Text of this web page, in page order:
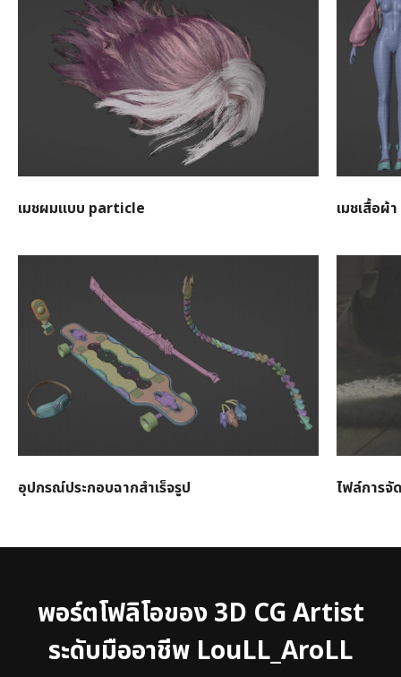
เมชผมแบบ particle เมชเสื้อผ้า
อุปกรณ์ประกอบฉากสำเร็จรูป ไฟล์การจั
พอร์ตโฟลิโอของ 3D CG Artist
ระดับมืออาชีพ LouLL_AroLL